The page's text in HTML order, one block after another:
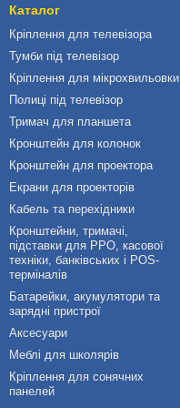
Каталог
Кріплення для телевізора
Тумби під телевізор
Кріплення для мікрохвильовки
Полиці під телевізор
Тримач для планшета
Кронштейн для колонок
Кронштейн для проектора
Екрани для проекторів
Кабель та перехідники
Кронштейни, тримачі,
підставки для РРО, касової
техніки, банківських і POS-
терміналів
Батарейки, акумулятори та
зарядні пристрої
Аксесуари
Меблі для школярів
Кріплення для сонячних
панелей